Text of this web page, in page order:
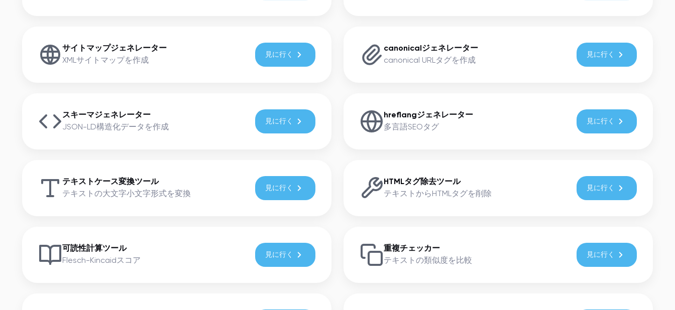
サイトマップジェネレーター
XMLサイトマップを作成
見に行く
canonicalジェネレーター
canonical URLタグを作成
見に行く
スキーマジェネレーター
JSON-LD構造化データを作成
見に行く
hreflangジェネレーター
多言語SEOタグ
見に行く
テキストケース変換ツール
テキストの大文字小文字形式を変換
見に行く
HTMLタグ除去ツール
テキストからHTMLタグを削除
見に行く
可読性計算ツール
Flesch-Kincaidスコア
見に行く
重複チェッカー
テキストの類似度を比較
見に行く